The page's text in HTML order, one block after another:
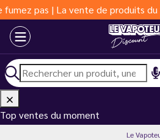
pas | La vente de produits du
Top ventes du moment
Le